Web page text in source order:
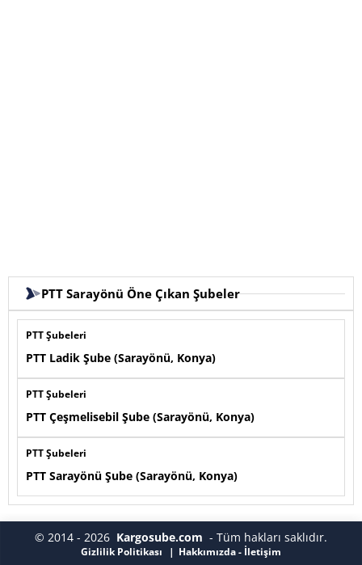
PTT Sarayönü Öne Çıkan Şubeler
PTT Şubeleri
PTT Ladik Şube (Sarayönü, Konya)
PTT Şubeleri
PTT Çeşmelisebil Şube (Sarayönü, Konya)
PTT Şubeleri
PTT Sarayönü Şube (Sarayönü, Konya)
© 2014 - 2026 Kargosube.com - Tüm hakları saklıdır.
Gizlilik Politikası Hakkımızda - İletişim